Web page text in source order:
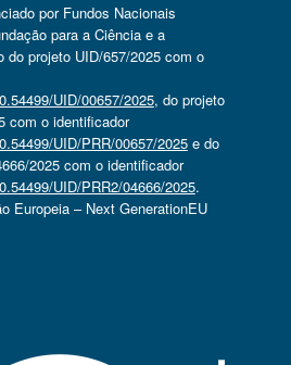
por Fundos Nacionais
para a Ciência e a
do projeto UID/657/2025 com o
UID/00657/2025, do projeto
com o identificador
UID/PRR/00657/2025e do
2025 com o identificador
UID/PRR2/04666/2025.
Europeia – Next GenerationEU